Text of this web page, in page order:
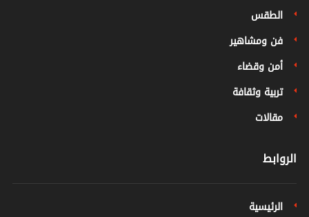
الطقس
فن ومشاهير
أمن وقضاء
تربية وثقافة
مقالات
الروابط
الرئيسية